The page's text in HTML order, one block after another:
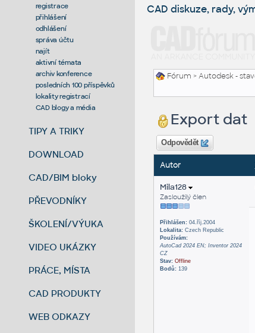
registrace
přihlášení
odhlášení
správa účtu
najít
aktivní témata
archiv konference
posledních 100 příspěvků
lokality registrací
CAD blogy a média
TIPY A TRIKY
DOWNLOAD
CAD/BIM bloky
PŘEVODNÍKY
ŠKOLENÍ/VÝUKA
VIDEO UKÁZKY
PRÁCE, MÍSTA
CAD PRODUKTY
WEB ODKAZY
CAD diskuze, rady,
Fórum >Autodesk -
Export dat
Odpovědět
Autor
Mila128
Zasloužilý člen
Přihlášen:04.říj.2004
Lokalita:Czech Republic
Používám:
AutoCad 2024 EN; Inventor 2024
CZ
Stav: Offline
Bodů:139